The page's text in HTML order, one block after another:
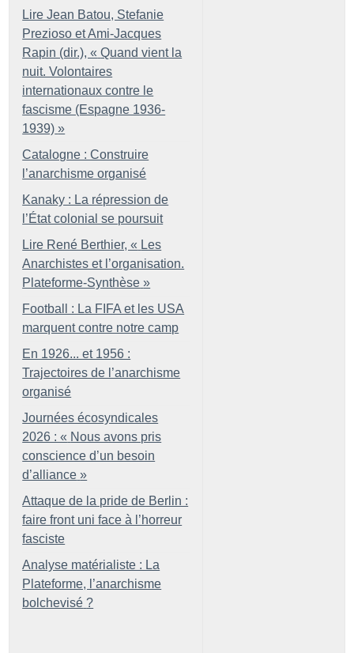
Lire Jean Batou, Stefanie
Prezioso et Ami-Jacques
Rapin (dir.), « Quand vient la
nuit. Volontaires
internationaux contre le
fascisme (Espagne 1936-
1939) »
Catalogne : Construire
l’anarchisme organisé
Kanaky : La répression de
l’État colonial se poursuit
Lire René Berthier, « Les
Anarchistes et l’organisation.
Plateforme-Synthèse »
Football : La FIFA et les USA
marquent contre notre camp
En 1926... et 1956 :
Trajectoires de l’anarchisme
organisé
Journées écosyndicales
2026 : « Nous avons pris
conscience d’un besoin
d’alliance »
Attaque de la pride de Berlin :
faire front uni face à l’horreur
fasciste
Analyse matérialiste : La
Plateforme, l’anarchisme
bolchevisé ?